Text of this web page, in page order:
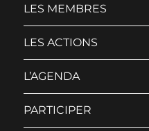
LES MEMBRES
LES ACTIONS
L’AGENDA
PARTICIPER